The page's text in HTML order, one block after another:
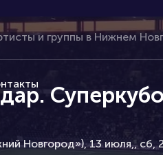
Новгород»), 13 июля, сб,